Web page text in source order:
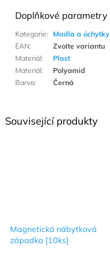
Související produkty
Magnetická nábytková
západka [10ks]
Doplňkové parametry
Kategorie:
Madla a úchytky
EAN:
Zvolte variantu
Materiál:
Plast
Materiál:
Polyamid
Barva: Černá